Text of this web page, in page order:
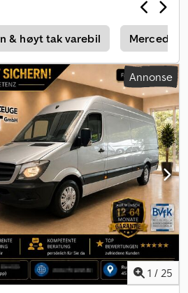
& høyt tak varebil Mercedes-
Annonse
1 / 25